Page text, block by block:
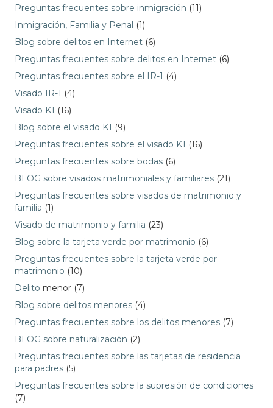
Preguntas frecuentes sobre inmigración (11)
Inmigración, Familia y Penal (1)
Blog sobre delitos en Internet (6)
Preguntas frecuentes sobre delitos en Internet (6)
Preguntas frecuentes sobre el IR-1 (4)
Visado IR-1 (4)
Visado K1 (16)
Blog sobre el visado K1 (9)
Preguntas frecuentes sobre el visado K1 (16)
Preguntas frecuentes sobre bodas (6)
BLOG sobre visados matrimoniales y familiares (21)
Preguntas frecuentes sobre visados de matrimonio y
familia (1)
Visado de matrimonio y familia (23)
Blog sobre la tarjeta verde por matrimonio (6)
Preguntas frecuentes sobre la tarjeta verde por
matrimonio (10)
Delito menor (7)
Blog sobre delitos menores (4)
Preguntas frecuentes sobre los delitos menores (7)
BLOG sobre naturalización (2)
Preguntas frecuentes sobre las tarjetas de residencia
para padres (5)
Preguntas frecuentes sobre la supresión de condiciones
(7)